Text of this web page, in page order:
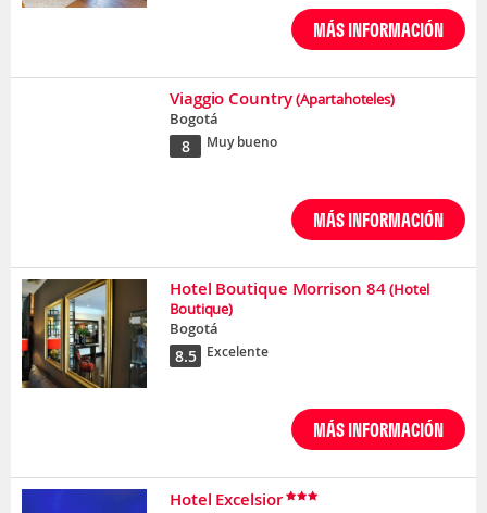
MÁS INFORMACIÓN
Viaggio Country (Apartahoteles)
Bogotá
8 Muy bueno
MÁS INFORMACIÓN
Hotel Boutique Morrison 84 (Hotel
Boutique)
Bogotá
8.5 Excelente
MÁS INFORMACIÓN
Hotel Excelsior